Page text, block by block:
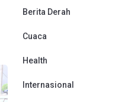
Berita Derah
Cuaca
Health
Internasional